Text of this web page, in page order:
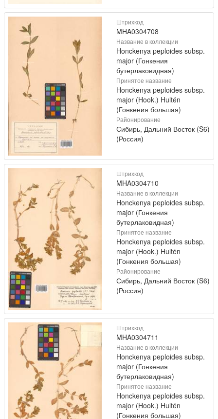
Штрихкод
MHA0304708
Название в коллекции
Honckenya peploides subsp.
major (Гонкения
бутерлаковидная)
Принятое название
Honckenya peploides subsp.
major (Hook.) Hultén
(Гонкения большая)
Районирование
Сибирь, Дальний Восток (S6)
(Россия)
Штрихкод
MHA0304710
Название в коллекции
Honckenya peploides subsp.
major (Гонкения
бутерлаковидная)
Принятое название
Honckenya peploides subsp.
major (Hook.) Hultén
(Гонкения большая)
Районирование
Сибирь, Дальний Восток (S6)
(Россия)
Штрихкод
MHA0304711
Название в коллекции
Honckenya peploides subsp.
major (Гонкения
бутерлаковидная)
Принятое название
Honckenya peploides subsp.
major (Hook.) Hultén
(Гонкения большая)